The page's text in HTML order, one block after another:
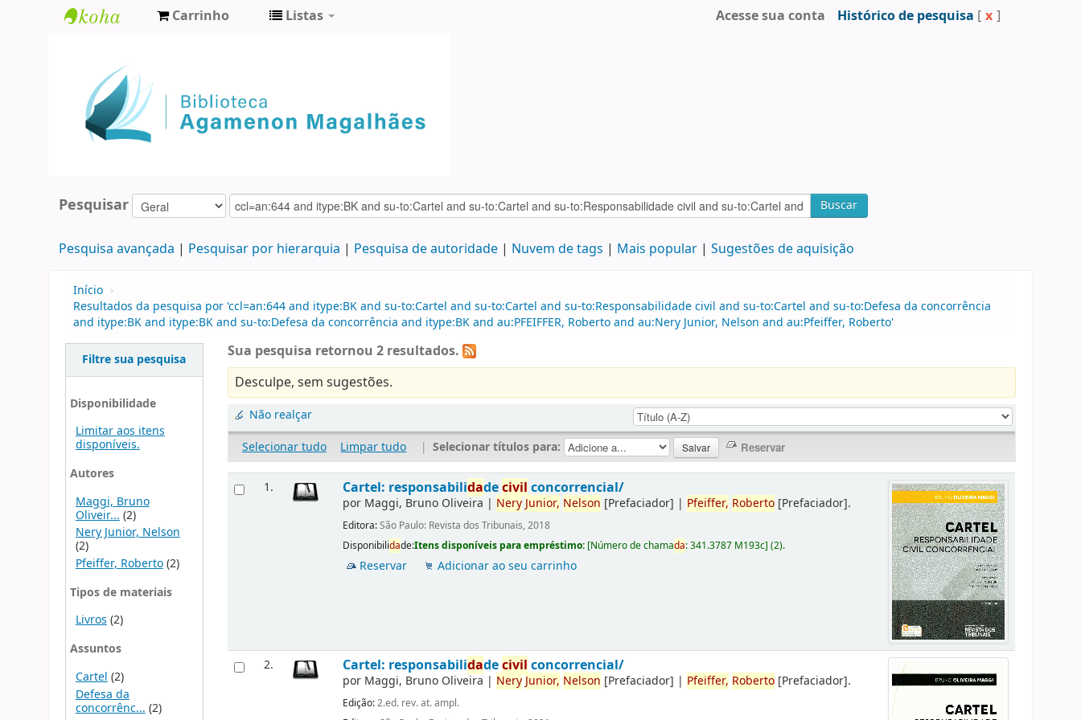
Agamenon
Magalhães
Carrinho Listas Acesse sua conta Histórico de pesquisa [ x ]
Pesquisar Buscar
Pesquisa avançada Pesquisar por hierarquia Pesquisa de autoridade Nuvem de tags Mais popular Sugestões de aquisição
Início ›
Resultados da pesquisa por 'ccl=an:644 and itype:BK and su-to:Cartel and su-to:Cartel and su-to:Responsabilidade civil and su-to:Cartel and su-to:Defesa da concorrência
and itype:BK and itype:BK and su-to:Defesa da concorrência and itype:BK and au:PFEIFFER, Roberto and au:Nery Junior, Nelson and au:Pfeiffer, Roberto'
Filtre sua pesquisa
Disponibilidade
Limitar aos itens
disponíveis.
Autores
Maggi, Bruno
Oliveir... (2)
Nery Junior, Nelson
(2)
Pfeiffer, Roberto(2)
Tipos de materiais
Livros(2)
Assuntos
Cartel (2)
Defesa da
concorrênc... (2)
Sua pesquisa retornou 2 resultados.
Desculpe, sem sugestões.
Não realçar
Selecionar tudo
Limpar tudo | Selecionar títulos para:
1. Cartel: responsabilidadecivil concorrencial/
por Maggi, Bruno Oliveira | NeryJunior, Nelson [Prefaciador] | Pfeiffer, Roberto [Prefaciador].
Editora:São Paulo: Revista dos Tribunais, 2018
Disponibilidade:Itens disponíveis para empréstimo: [Número de chamada:341.3787 M193c](2).
Reservar Adicionar ao seu carrinho
2. Cartel: responsabilidadecivil concorrencial/
por Maggi, Bruno Oliveira | NeryJunior, Nelson [Prefaciador] | Pfeiffer, Roberto [Prefaciador].
Edição:2.ed. rev. at. ampl.